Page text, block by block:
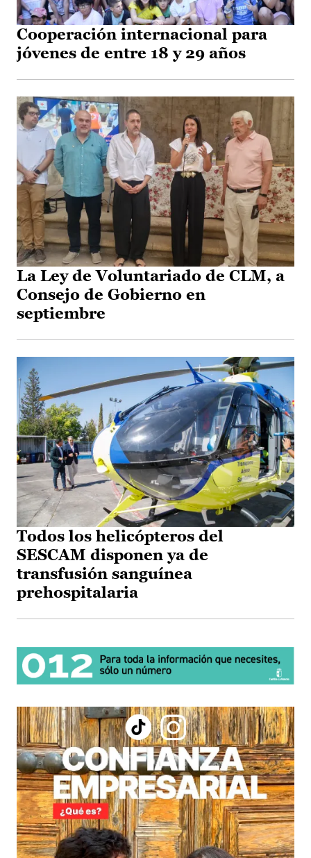
Cooperación internacional para
jóvenes de entre 18 y 29 años
La Ley de Voluntariado de CLM, a
Consejo de Gobierno en
septiembre
Todos los helicópteros del
SESCAM disponen ya de
transfusión sanguínea
prehospitalaria